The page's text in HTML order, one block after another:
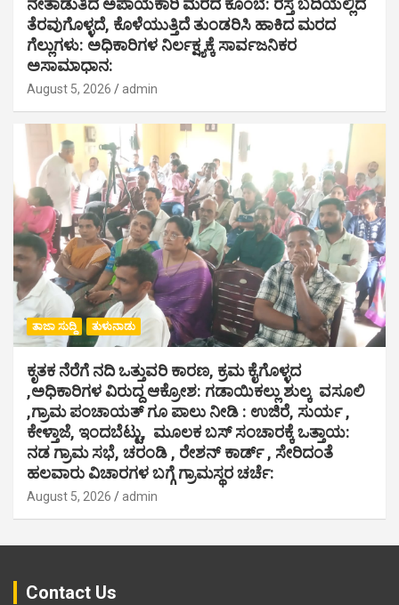
ನೇತಾಡುತಿದೆ ಅಪಾಯಕಾರಿ ಮರದ ಕೊಂಬೆ: ರಸ್ತೆ ಬದಿಯಲ್ಲಿದೆ
ತೆರವುಗೊಳ್ಳದೆ, ಕೊಳೆಯುತ್ತಿದೆ ತುಂಡರಿಸಿ ಹಾಕಿದ ಮರದ
ಗೆಲ್ಲುಗಳು: ಅಧಿಕಾರಿಗಳ ನಿರ್ಲಕ್ಷ್ಯಕ್ಕೆ ಸಾರ್ವಜನಿಕರ
ಅಸಾಮಾಧಾನ:
August 5, 2026 admin
ತಾಜಾ ಸುದ್ದಿ ತುಳುನಾಡು
ಕೃತಕ ನೆರೆಗೆ ನದಿ ಒತ್ತುವರಿ ಕಾರಣ, ಕ್ರಮ ಕೈಗೊಳ್ಳದ
,ಅಧಿಕಾರಿಗಳ ವಿರುದ್ದ ಆಕ್ರೋಶ: ಗಡಾಯಿಕಲ್ಲು ಶುಲ್ಕ ವಸೂಲಿ
,ಗ್ರಾಮ ಪಂಚಾಯತ್ ಗೂ ಪಾಲು ನೀಡಿ : ಉಜಿರೆ, ಸುರ್ಯ ,
ಕೇಳ್ತಾಜೆ, ಇಂದಬೆಟ್ಟು, ಮೂಲಕ ಬಸ್ ಸಂಚಾರಕ್ಕೆ ಒತ್ತಾಯ:
ನಡ ಗ್ರಾಮ ಸಭೆ, ಚರಂಡಿ , ರೇಶನ್ ಕಾರ್ಡ್ , ಸೇರಿದಂತೆ
ಹಲವಾರು ವಿಚಾರಗಳ ಬಗ್ಗೆ ಗ್ರಾಮಸ್ಥರ ಚರ್ಚೆ:
August 5, 2026 admin
Contact Us